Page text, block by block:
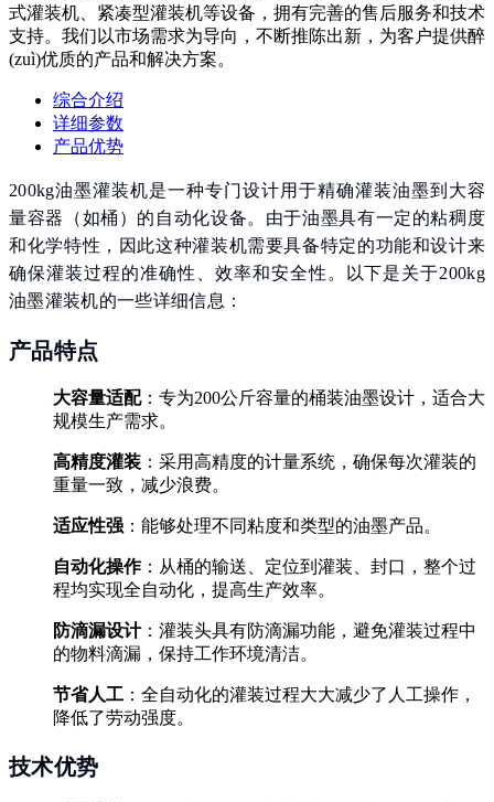
式灌装机、紧凑型灌装机等设备，拥有完善的售后服务和技术
支持。我们以市场需求为导向，不断推陈出新，为客户提供醉
(zuì)优质的产品和解决方案。
综合介绍
详细参数
产品优势
200kg油墨灌装机是一种专门设计用于精确灌装油墨到大容
量容器（如桶）的自动化设备。由于油墨具有一定的粘稠度
和化学特性，因此这种灌装机需要具备特定的功能和设计来
确保灌装过程的准确性、效率和安全性。以下是关于200kg
油墨灌装机的一些详细信息：
产品特点
大容量适配：专为200公斤容量的桶装油墨设计，适合大
规模生产需求。
高精度灌装 ：采用高精度的计量系统，确保每次灌装的
重量一致，减少浪费。
适应性强 ：能够处理不同粘度和类型的油墨产品。
自动化操作：从桶的输送、定位到灌装、封口，整个过
程均实现全自动化，提高生产效率。
防滴漏设计：灌装头具有防滴漏功能，避免灌装过程中
的物料滴漏，保持工作环境清洁。
节省人工 ：全自动化的灌装过程大大减少了人工操作，
降低了劳动强度。
技术优势